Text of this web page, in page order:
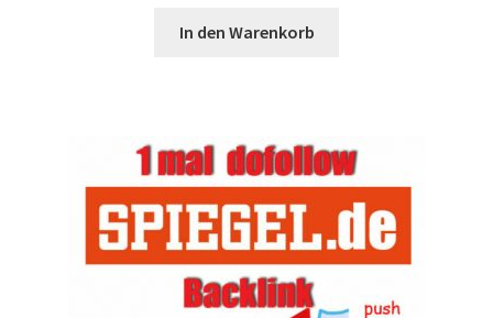
In den Warenkorb